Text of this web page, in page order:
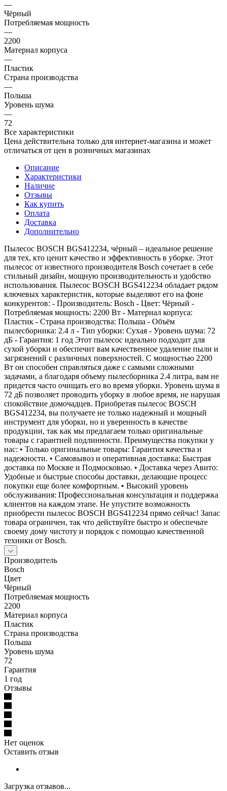
—
Чёрный
Потребляемая мощность
—
2200
Материал корпуса
—
Пластик
Страна производства
—
Польша
Уровень шума
—
72
Все характеристики
Цена действительна только для интернет-магазина и может
отличаться от цен в розничных магазинах
Описание
Характеристики
Наличие
Отзывы
Как купить
Оплата
Доставка
Дополнительно
Пылесос BOSCH BGS412234, чёрный – идеальное решение
для тех, кто ценит качество и эффективность в уборке. Этот
пылесос от известного производителя Bosch сочетает в себе
стильный дизайн, мощную производительность и удобство
использования. Пылесос BOSCH BGS412234 обладает рядом
ключевых характеристик, которые выделяют его на фоне
конкурентов: - Производитель: Bosch - Цвет: Чёрный -
Потребляемая мощность: 2200 Вт - Материал корпуса:
Пластик - Страна производства: Польша - Объём
пылесборника: 2.4 л - Тип уборки: Сухая - Уровень шума: 72
дБ - Гарантия: 1 год Этот пылесос идеально подходит для
сухой уборки и обеспечит вам качественное удаление пыли и
загрязнений с различных поверхностей. С мощностью 2200
Вт он способен справляться даже с самыми сложными
задачами, а благодаря объему пылесборника 2.4 литра, вам не
придется часто очищать его во время уборки. Уровень шума в
72 дБ позволяет проводить уборку в любое время, не нарушая
спокойствие домочадцев. Приобретая пылесос BOSCH
BGS412234, вы получаете не только надежный и мощный
инструмент для уборки, но и уверенность в качестве
продукции, так как мы предлагаем только оригинальные
товары с гарантией подлинности. Преимущества покупки у
нас: • Только оригинальные товары: Гарантия качества и
надежности. • Самовывоз и оперативная доставка: Быстрая
доставка по Москве и Подмосковью. • Доставка через Авито:
Удобные и быстрые способы доставки, делающие процесс
покупки еще более комфортным. • Высокий уровень
обслуживания: Профессиональная консультация и поддержка
клиентов на каждом этапе. Не упустите возможность
приобрести пылесос BOSCH BGS412234 прямо сейчас! Запас
товара ограничен, так что действуйте быстро и обеспечьте
своему дому чистоту и порядок с помощью качественной
техники от Bosch.
Производитель
Bosch
Цвет
Чёрный
Потребляемая мощность
2200
Материал корпуса
Пластик
Страна производства
Польша
Уровень шума
72
Гарантия
1 год
Отзывы
Нет оценок
Оставить отзыв
Загрузка отзывов...